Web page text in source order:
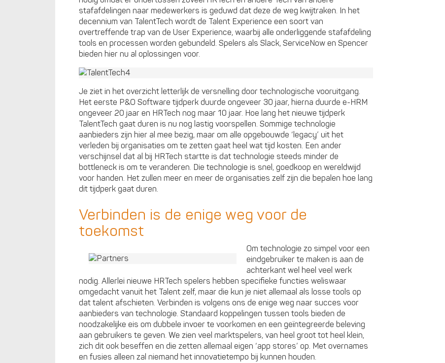
stafafdelingen naar medewerkers is geduwd dat deze de weg kwijtraken. In het
decennium van TalentTech wordt de Talent Experience een soort van
overtreffende trap van de User Experience, waarbij alle onderliggende stafafdeling
tools en processen worden gebundeld. Spelers als Slack, ServiceNow en Spencer
bieden hier nu al oplossingen voor.
Je ziet in het overzicht letterlijk de versnelling door technologische vooruitgang.
Het eerste P&O Software tijdperk duurde ongeveer 30 jaar, hierna duurde e-HRM
ongeveer 20 jaar en HRTech nog maar 10 jaar. Hoe lang het nieuwe tijdperk
TalentTech gaat duren is nu nog lastig voorspellen. Sommige technologie
aanbieders zijn hier al mee bezig, maar om alle opgebouwde ‘legacy’ uit het
verleden bij organisaties om te zetten gaat heel wat tijd kosten. Een ander
verschijnsel dat al bij HRTech startte is dat technologie steeds minder de
bottleneck is om te veranderen. Die technologie is snel, goedkoop en wereldwijd
voor handen. Het zullen meer en meer de organisaties zelf zijn die bepalen hoe lang
dit tijdperk gaat duren.
Verbinden is de enige weg voor de
toekomst
Om technologie zo simpel voor een
eindgebruiker te maken is aan de
achterkant wel heel veel werk
nodig. Allerlei nieuwe HRTech spelers hebben specifieke functies weliswaar
omgedacht vanuit het Talent zelf, maar die kun je niet allemaal als losse tools op
dat talent afschieten. Verbinden is volgens ons de enige weg naar succes voor
aanbieders van technologie. Standaard koppelingen tussen tools bieden de
noodzakelijke eis om dubbele invoer te voorkomen en een geïntegreerde beleving
aan gebruikers te geven. We zien veel marktspelers, van heel groot tot heel klein,
zich dit ook beseffen en die zetten allemaal eigen ‘app stores’ op. Met overnames
en fusies alleen zal niemand het innovatietempo bij kunnen houden.